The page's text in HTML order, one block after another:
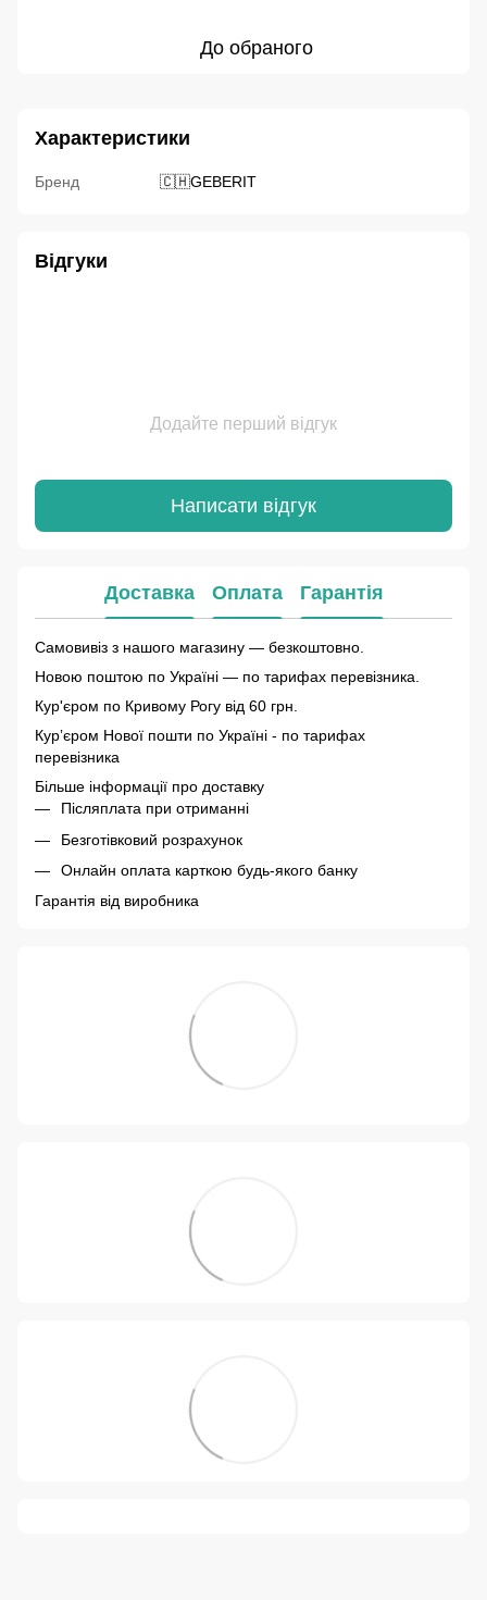
До обраного
Характеристики
Бренд 🇨🇭GEBERIT
Відгуки
Додайте перший відгук
Написати відгук
Доставка Оплата Гарантія
Самовивіз з нашого магазину — безкоштовно.
Новою поштою по Україні — по тарифах перевізника.
Кур'єром по Кривому Рогу від 60 грн.
Курʼєром Нової пошти по Україні - по тарифах
перевізника
Більше інформації про доставку
Післяплата при отриманні
Безготівковий розрахунок
Онлайн оплата карткою будь-якого банку
Гарантія від виробника